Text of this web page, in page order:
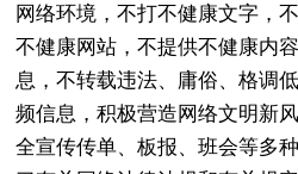
网络环境，不打不健康文字，
不健康网站，不提供不健康内
息，不转载违法、庸俗、格调
频信息，积极营造网络文明新
全宣传传单、板报、班会等多